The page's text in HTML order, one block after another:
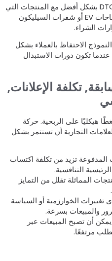
على عكس الأسواق, تعمل قنوات DTC بشكل أفضل مع المنتجات التي
تحتاج إلى شرح, مثل شفرات المساحات EV أو شفرات السيليكون
الشراء.
الاحتفاظ بالعملاء بشكل
تكون دورات الاستبدال
تكلفة الإعلانات,
هيكليًا على الربحية. حركة
التجارية أن تستثمر بشكل
تزيد من تكلفة اكتساب
التنافسية.
المماثلة تقلل من التمايز
الخوارزمية أو السياسة
والمبيعات بسرعة.
أن تصبح المبيعات عبر
مرتفعًا.